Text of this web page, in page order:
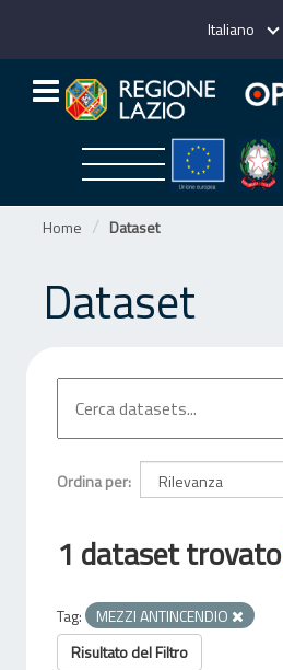
Italiano
Home Dataset
Dataset
Ordina per
1 dataset trovato
Tag:
MEZZI ANTINCENDIO
Risultato del Filtro